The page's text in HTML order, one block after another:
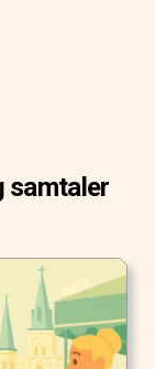
samtaler